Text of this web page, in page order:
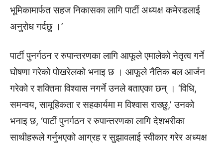
भूमिकामार्फत सहज निकासका लागि पार्टी अध्यक्ष कमेरडलाई
अनुरोध गर्दछु ।’
पार्टी पुनर्गठन र रुपान्तरणका लागि आफूले एमालेको नेतृत्व गर्ने
घोषणा गरेको पोखरेलको भनाइ छ । आफूले नैतिक बल आर्जन
गरेको र शक्तिमा विश्वास नगर्ने उनले बताएका छन् । ‘विधि,
समन्वय, सामूहिकता र सहकार्यमा म विश्वास राख्छु,’ उनको
भनाइ छ, ‘पार्टी पुनर्गठन र रुपान्तरणका लागि देशभरीका
साथीहरूले गर्नुभएको आग्रह र सुझावलाई स्वीकार गरेर अध्यक्ष